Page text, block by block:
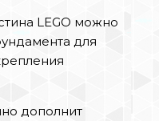
LEGO можно
для
дополнит